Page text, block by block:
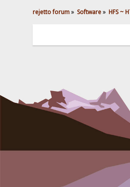
rejetto forum» Software» HFS ~